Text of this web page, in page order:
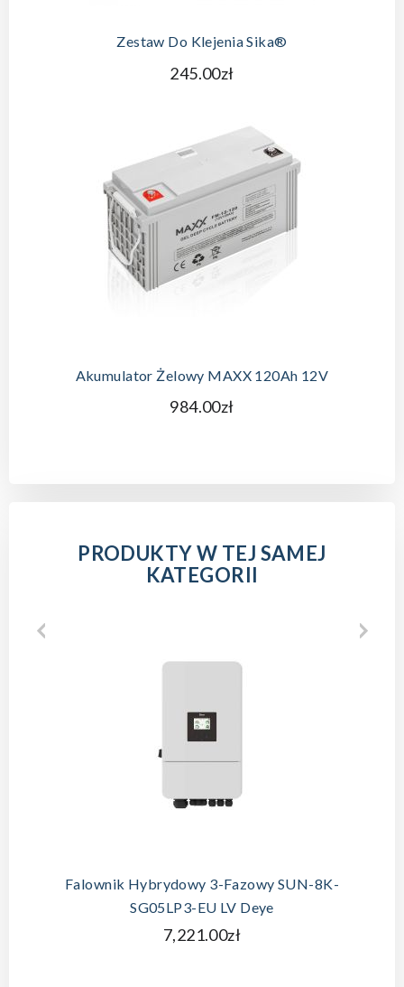
Zestaw Do Klejenia Sika®
245.00zł
Akumulator Żelowy MAXX 120Ah 12V
984.00zł
PRODUKTY W TEJ SAMEJ
KATEGORII
Falownik Hybrydowy 3-Fazowy SUN-8K-
SG05LP3-EU LV Deye
7,221.00zł